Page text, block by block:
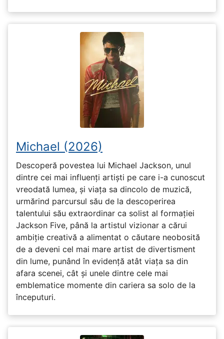
Michael (2026)
Descoperă povestea lui Michael Jackson, unul
dintre cei mai influenți artiști pe care i-a cunoscut
vreodată lumea, și viața sa dincolo de muzică,
urmărind parcursul său de la descoperirea
talentului său extraordinar ca solist al formației
Jackson Five, până la artistul vizionar a cărui
ambiție creativă a alimentat o căutare neobosită
de a deveni cel mai mare artist de divertisment
din lume, punând în evidență atât viața sa din
afara scenei, cât și unele dintre cele mai
emblematice momente din cariera sa solo de la
începuturi.